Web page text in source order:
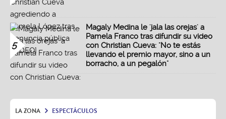
5
Magaly Medina le 'jala las orejas' a
Pamela Franco tras difundir su video
con Christian Cueva: "No te estás
llevando el premio mayor, sino a un
borracho, a un pegalón"
LA ZONA ESPECTÁCULOS